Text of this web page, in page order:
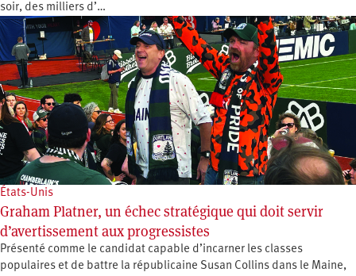
soir, des milliers d’…
États-Unis
Graham Platner, un échec stratégique qui doit servir
d’avertissement aux progressistes
Présenté comme le candidat capable d’incarner les classes
populaires et de battre la républicaine Susan Collins dans le Maine,